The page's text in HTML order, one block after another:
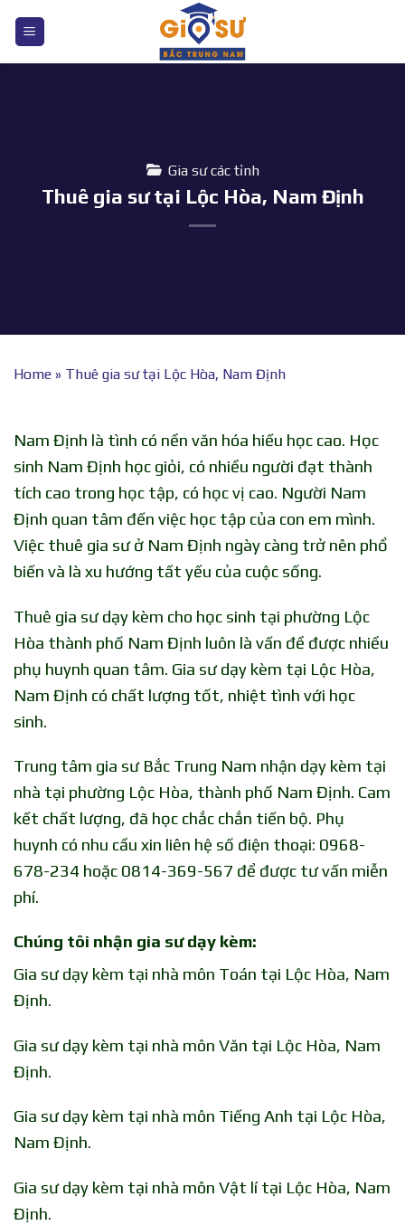
nội
Gia sư các tỉnh
Thuê gia sư tại Lộc Hòa, Nam Định
Home » Thuê gia sư tại Lộc Hòa, Nam Định
Nam Định là tình có nền văn hóa hiếu học cao. Học
sinh Nam Định học giỏi, có nhiều người đạt thành
tích cao trong học tập, có học vị cao. Người Nam
Định quan tâm đến việc học tập của con em mình.
Việc thuê gia sư ở Nam Định ngày càng trở nên phổ
biến và là xu hướng tất yếu của cuộc sống.
Thuê gia sư dạy kèm cho học sinh tại phường Lộc
Hòa thành phố Nam Định luôn là vấn đề được nhiều
phụ huynh quan tâm. Gia sư dạy kèm tại Lộc Hòa,
Nam Định có chất lượng tốt, nhiệt tình với học
sinh.
Trung tâm gia sư Bắc Trung Nam nhận dạy kèm tại
nhà tại phường Lộc Hòa, thành phố Nam Định. Cam
kết chất lượng, đã học chắc chắn tiến bộ. Phụ
huynh có nhu cầu xin liên hệ số điện thoại: 0968-
678-234 hoặc 0814-369-567 để được tư vấn miễn
phí.
Chúng tôi nhận gia sư dạy kèm:
Gia sư dạy kèm tại nhà môn Toán tại Lộc Hòa, Nam
Định.
Gia sư dạy kèm tại nhà môn Văn tại Lộc Hòa, Nam
Định.
Gia sư dạy kèm tại nhà môn Tiếng Anh tại Lộc Hòa,
Nam Định.
Gia sư dạy kèm tại nhà môn Vật lí tại Lộc Hòa, Nam
Định.